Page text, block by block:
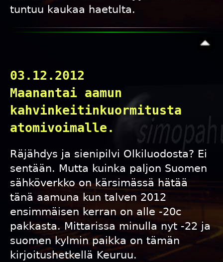
tuntuu kaukaa haetulta.
03.12.2012
Maanantai aamun
kahvinkeitinkuormitusta
atomivoimalle.
Räjähdys ja sienipilvi Olkiluodosta? Ei
sentään. Mutta kuinka paljon Suomen
sähköverkko on kärsimässä hätää
tänä aamuna kun talven 2012
ensimmäisen kerran on alle -20c
pakkasta. Mittarissa minulla nyt -22 ja
suomen kylmin paikka on tämän
kirjoitushetkellä Keuruu.